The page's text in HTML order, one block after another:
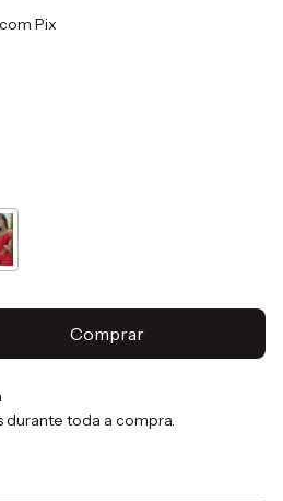
Pix
durante toda a compra.